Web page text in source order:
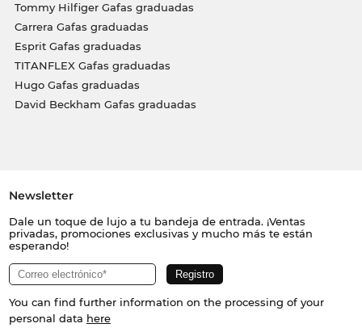
Tommy Hilfiger Gafas graduadas
Carrera Gafas graduadas
Esprit Gafas graduadas
TITANFLEX Gafas graduadas
Hugo Gafas graduadas
David Beckham Gafas graduadas
Newsletter
Dale un toque de lujo a tu bandeja de entrada. ¡Ventas
privadas, promociones exclusivas y mucho más te están
esperando!
You can find further information on the processing of your
personal data here